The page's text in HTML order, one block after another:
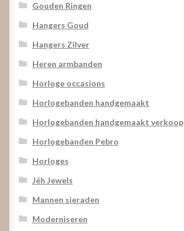
Gouden Ringen
Hangers Goud
Hangers Zilver
Heren armbanden
Horloge occasions
Horlogebanden handgemaakt
Horlogebanden handgemaakt verkoop
Horlogebanden Pebro
Horloges
Jéh Jewels
Mannen sieraden
Moderniseren